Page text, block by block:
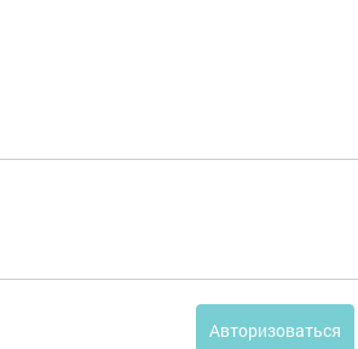
Авторизоваться